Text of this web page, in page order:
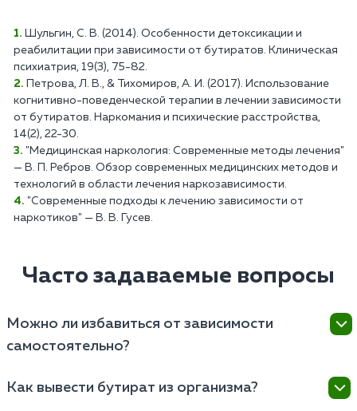
Шульгин, С. В. (2014). Особенности детоксикации и
реабилитации при зависимости от бутиратов. Клиническая
психиатрия, 19(3), 75-82.
Петрова, Л. В., & Тихомиров, А. И. (2017). Использование
когнитивно-поведенческой терапии в лечении зависимости
от бутиратов. Наркомания и психические расстройства,
14(2), 22-30.
"Медицинская наркология: Современные методы лечения"
— В. П. Ребров. Обзор современных медицинских методов и
технологий в области лечения наркозависимости.
"Современные подходы к лечению зависимости от
наркотиков" — В. В. Гусев.
Часто задаваемые вопросы
Можно ли избавиться от зависимости
самостоятельно?
является неэффективным и чревато рецидивом.
Как вывести бутират из организма?